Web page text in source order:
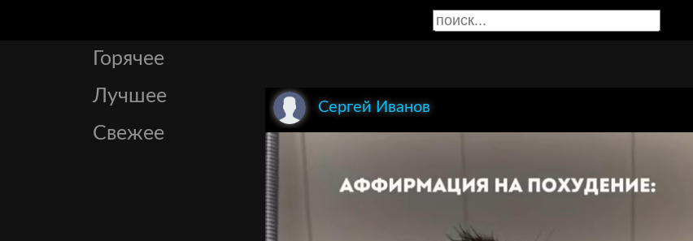
Горячее
Лучшее
Свежее
Сергей Иванов